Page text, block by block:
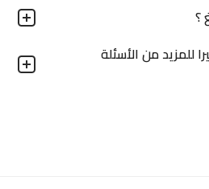
؟
للمزيد من الأسئلة